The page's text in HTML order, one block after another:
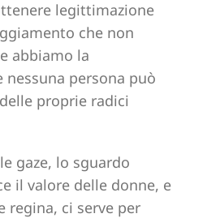
legittimazione
che non
abbiamo la
nessuna persona può
proprie radici
gaze, lo sguardo
il valore delle donne, e
regina, ci serve per